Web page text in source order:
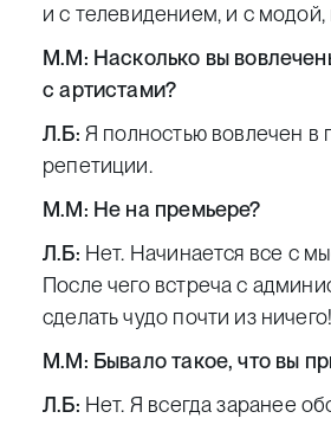
и с телевидением, и с
М.М: Насколько вы
с артистами?
Л.Б: Я полностью вовлечен в
репетиции.
М.М: Не на премьере?
Л.Б: Нет. Начинается все с
После чего встреча с
сделать чудо почти из ничего!
М.М: Бывало такое, что вы
Л.Б: Нет. Я всегда заранее